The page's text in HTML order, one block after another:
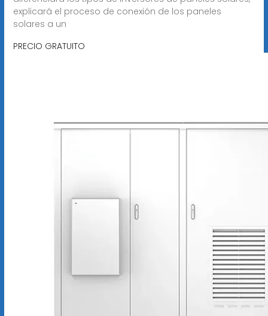
explicará el proceso de conexión de los paneles
solares a un
PRECIO GRATUITO